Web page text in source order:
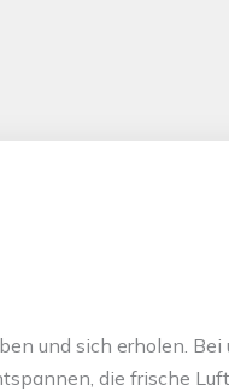
und sich erholen.
die frische